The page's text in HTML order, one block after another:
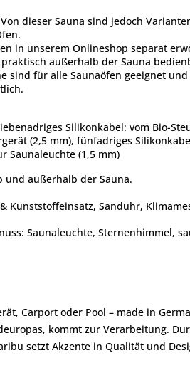
dieser Sauna sind jedoch
in unserem Onlineshop separat
außerhalb der Sauna
für alle Saunaöfen geeignet
Silikonkabel: vom Bio-
(2,5 mm), fünfadriges
Saunaleuchte (1,5 mm)
und außerhalb der Sauna.
Kunststoffeinsatz, Sanduhr,
Saunaleuchte, Sternenhimmel,
Carport oder Pool – made in
kommt zur Verarbeitung.
setzt Akzente in Qualität und